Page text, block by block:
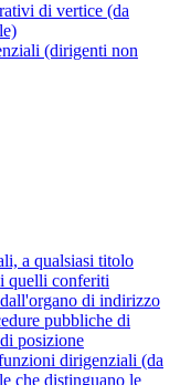
di vertice (da
(dirigenti non
a qualsiasi titolo
quelli conferiti
di indirizzo
pubbliche di
posizione
dirigenziali (da
che distinguano le